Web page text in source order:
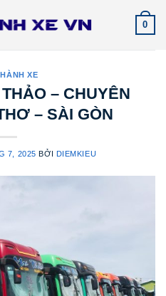
0
XE
– CHUYÊN
– SÀI GÒN
7, 2025 BỞI DIEMKIEU